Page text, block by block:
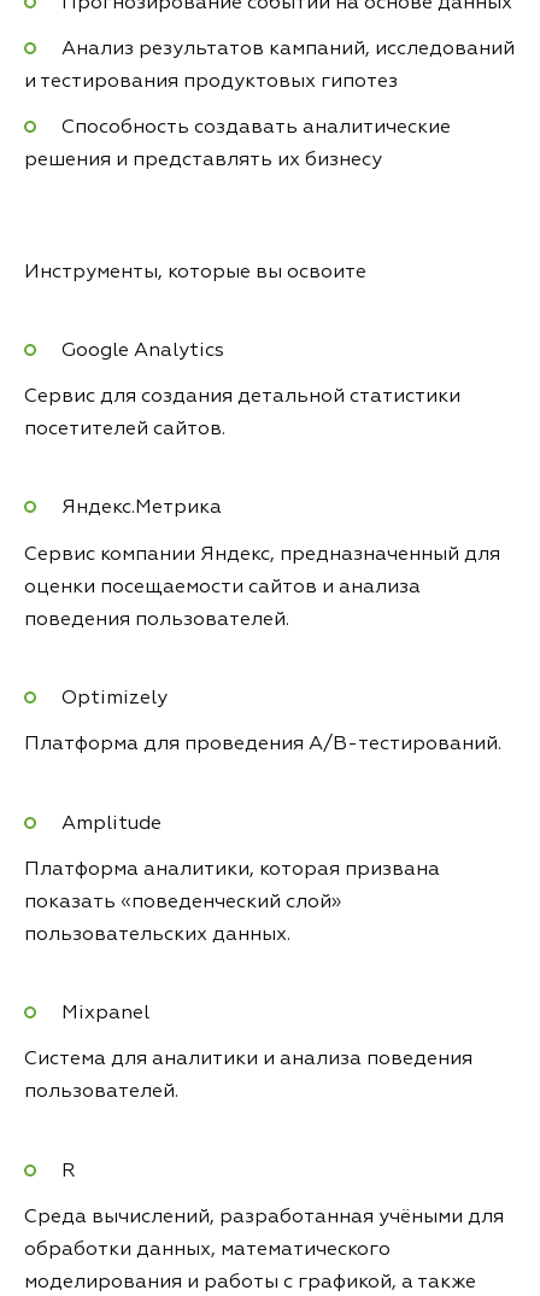
Анализ результатов кампаний, исследований
и тестирования продуктовых гипотез
Способность создавать аналитические
решения и представлять их бизнесу
Инструменты, которые вы освоите
Google Analytics
Сервис для создания детальной статистики
посетителей сайтов.
Яндекс.Метрика
Сервис компании Яндекс, предназначенный для
оценки посещаемости сайтов и анализа
поведения пользователей.
Optimizely
Платформа для проведения A/B-тестирований.
Amplitude
Платформа аналитики, которая призвана
показать «поведенческий слой»
пользовательских данных.
Mixpanel
Система для аналитики и анализа поведения
пользователей.
R
Среда вычислений, разработанная учёными для
обработки данных, математического
моделирования и работы с графикой, а также